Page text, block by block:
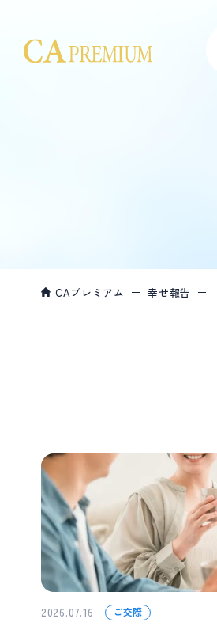
CAプレミアム 幸せ報告
2026.07.16 ご交際